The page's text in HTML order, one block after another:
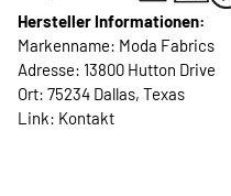
Hersteller Informationen:
Markenname: Moda Fabrics
Adresse: 13800 Hutton Drive
Ort: 75234 Dallas, Texas
Link: Kontakt